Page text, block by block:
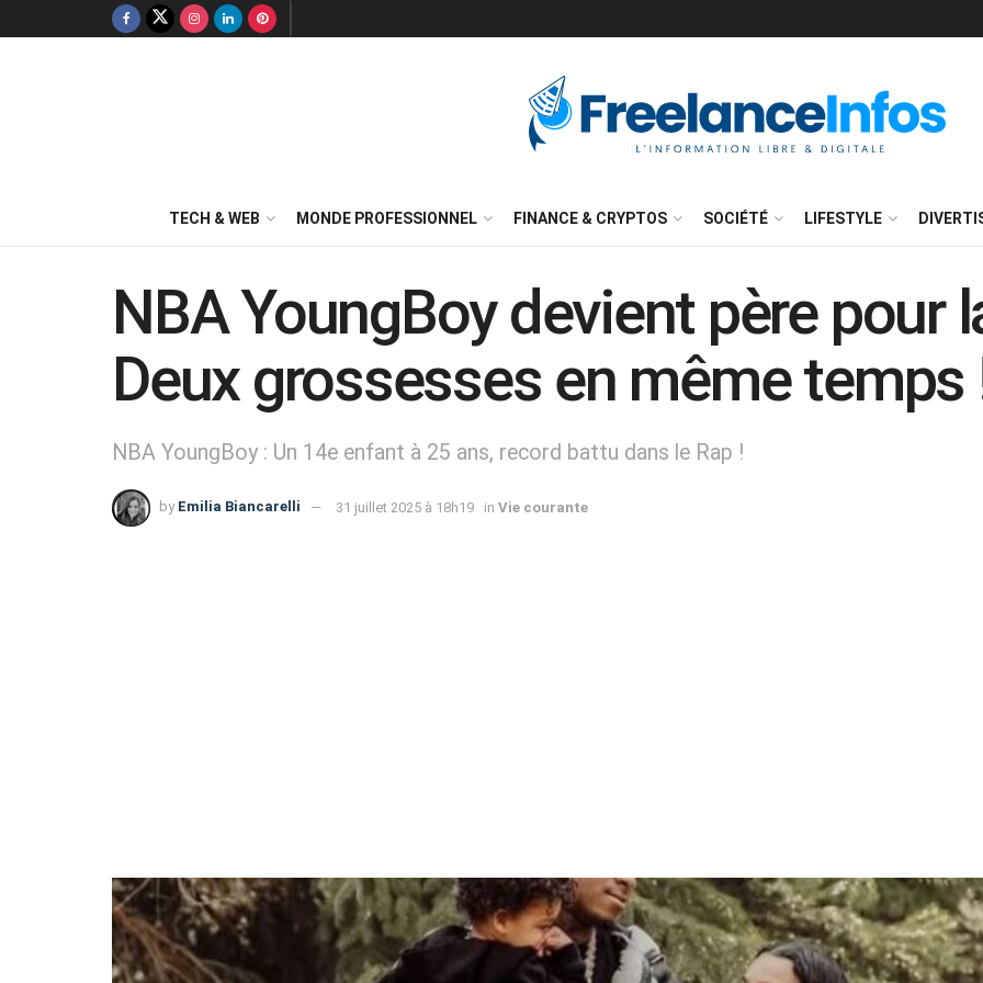
TECH & WEB MONDE PROFESSIONNEL FINANCE & CRYPTOS SOCIÉTÉ LIFESTYLE
NBA YoungBoy devient père pour
Deux grossesses en même temps
NBA YoungBoy : Un 14e enfant à 25 ans, record battu dans le Rap !
by Emilia Biancarelli 31 juillet 2025 à 18h19 in Vie courante